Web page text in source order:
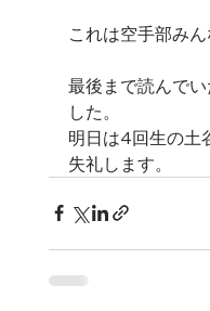
これは空手部みん
最後まで読んで
した。
明日は4回生の土
失礼します。